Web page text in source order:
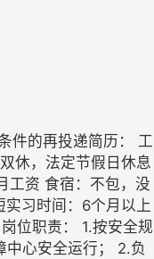
件的再投递简历： 工
休，法定节假日休息
工资 食宿：不包，没
习时间：6个月以上
位职责： 1.按安全规
中心安全运行； 2.负